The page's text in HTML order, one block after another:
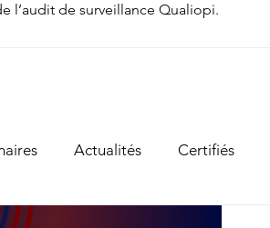
l’audit de surveillance Qualiopi.
Actualités Certifiés
Témoignage